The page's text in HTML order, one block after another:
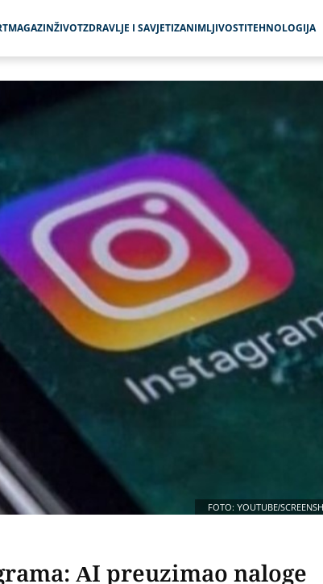
MAGAZINŽIVOTZDRAVLJE I SAVJETIZANIMLJIVOSTITEHNOLOGIJA
FOTO: YOUTUBE/
AI preuzimao naloge